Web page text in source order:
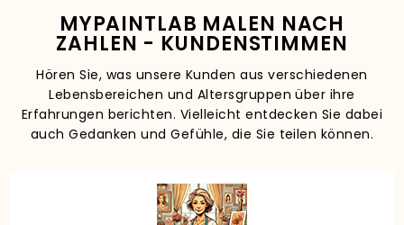
MYPAINTLAB MALEN NACH
ZAHLEN - KUNDENSTIMMEN
Hören Sie, was unsere Kunden aus verschiedenen
Lebensbereichen und Altersgruppen über ihre
Erfahrungen berichten. Vielleicht entdecken Sie dabei
auch Gedanken und Gefühle, die Sie teilen können.